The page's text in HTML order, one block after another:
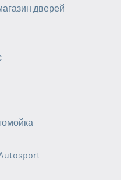
дверей